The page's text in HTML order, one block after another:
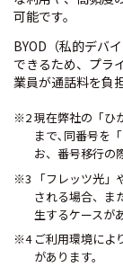
可能です。
BYOD（私的デバ
できるため、プラ
業員が通話料を負
※2 現在弊社の「ひ
まで､同番号を
お、番号移行の
※3 「フレッツ光」
される場合、ま
生するケースが
※4 ご利用環境によ
があります。